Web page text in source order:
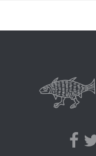
Позиція